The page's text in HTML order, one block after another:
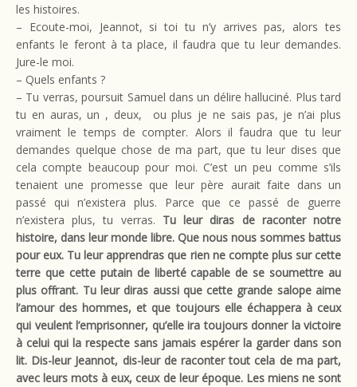
les histoires.
– Ecoute-moi, Jeannot, si toi tu n’y arrives pas, alors tes
enfants le feront à ta place, il faudra que tu leur demandes.
Jure-le moi.
– Quels enfants ?
– Tu verras, poursuit Samuel dans un délire halluciné. Plus tard
tu en auras, un , deux, ou plus je ne sais pas, je n’ai plus
vraiment le temps de compter. Alors il faudra que tu leur
demandes quelque chose de ma part, que tu leur dises que
cela compte beaucoup pour moi. C’est un peu comme s’ils
tenaient une promesse que leur père aurait faite dans un
passé qui n’existera plus. Parce que ce passé de guerre
n’existera plus, tu verras. Tu leur diras de raconter notre
histoire, dans leur monde libre. Que nous nous sommes battus
pour eux. Tu leur apprendras que rien ne compte plus sur cette
terre que cette putain de liberté capable de se soumettre au
plus offrant. Tu leur diras aussi que cette grande salope aime
l’amour des hommes, et que toujours elle échappera à ceux
qui veulent l’emprisonner, qu’elle ira toujours donner la victoire
à celui qui la respecte sans jamais espérer la garder dans son
lit. Dis-leur Jeannot, dis-leur de raconter tout cela de ma part,
avec leurs mots à eux, ceux de leur époque. Les miens ne sont